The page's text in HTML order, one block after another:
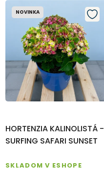
NOVINKA
HORTENZIA KALINOLISTÁ -
SURFING SAFARI SUNSET
SKLADOM V ESHOPE